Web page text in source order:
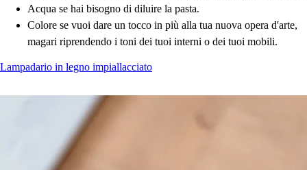
Acqua se hai bisogno di diluire la pasta.
Colore se vuoi dare un tocco in più alla tua nuova opera d'arte,
magari riprendendo i toni dei tuoi interni o dei tuoi mobili.
Lampadario in legno impiallacciato